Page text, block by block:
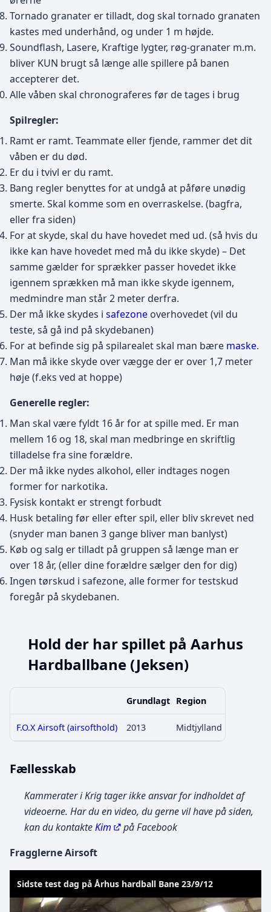
Tornado granater er tilladt, dog skal tornado granaten
kastes med underhånd, og under 1 m højde.
Soundflash, Lasere, Kraftige lygter, røg-granater m.m.
bliver KUN brugt så længe alle spillere på banen
accepterer det.
Alle våben skal chronograferes før de tages i brug
Spilregler:
Ramt er ramt. Teammate eller fjende, rammer det dit
våben er du død.
Er du i tvivl er du ramt.
Bang regler benyttes for at undgå at påføre unødig
smerte. Skal komme som en overraskelse. (bagfra,
eller fra siden)
For at skyde, skal du have hovedet med ud. (så hvis du
ikke kan have hovedet med må du ikke skyde) – Det
samme gælder for sprækker passer hovedet ikke
igennem sprækken må man ikke skyde igennem,
medmindre man står 2 meter derfra.
Der må ikke skydes i safezone overhovedet (vil du
teste, så gå ind på skydebanen)
For at befinde sig på spilarealet skal man bære maske.
Man må ikke skyde over vægge der er over 1,7 meter
høje (f.eks ved at hoppe)
Generelle regler:
Man skal være fyldt 16 år for at spille med. Er man
mellem 16 og 18, skal man medbringe en skriftlig
tilladelse fra sine forældre.
Der må ikke nydes alkohol, eller indtages nogen
former for narkotika.
Fysisk kontakt er strengt forbudt
Husk betaling før eller efter spil, eller bliv skrevet ned
(snyder man banen 3 gange bliver man banlyst)
Køb og salg er tilladt på gruppen så længe man er
over 18 år, (eller dine forældre sælger den for dig)
Ingen tørskud i safezone, alle former for testskud
foregår på skydebanen.
Hold der har spillet på Aarhus
Hardballbane (Jeksen)
Grundlagt Region
F.O.X Airsoft (airsofthold) 2013 Midtjylland
Fællesskab
Kammerater i Krig tager ikke ansvar for indholdet af
videoerne. Har du en video, du gerne vil have på siden,
kan du kontakteKim
på Facebook
Fragglerne Airsoft
Sidste test dag på Århus hardball Bane 23/9/12